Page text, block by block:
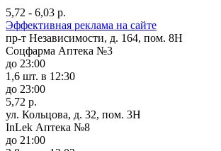
5,72 - 6,03 р.
Эффективная реклама на сайте
пр-т Независимости, д. 164, пом. 8Н
Соцфарма Аптека №3
до 23:00
1,6 шт. в 12:30
до 23:00
5,72 р.
ул. Кольцова, д. 32, пом. 3Н
InLek Аптека №8
до 21:00